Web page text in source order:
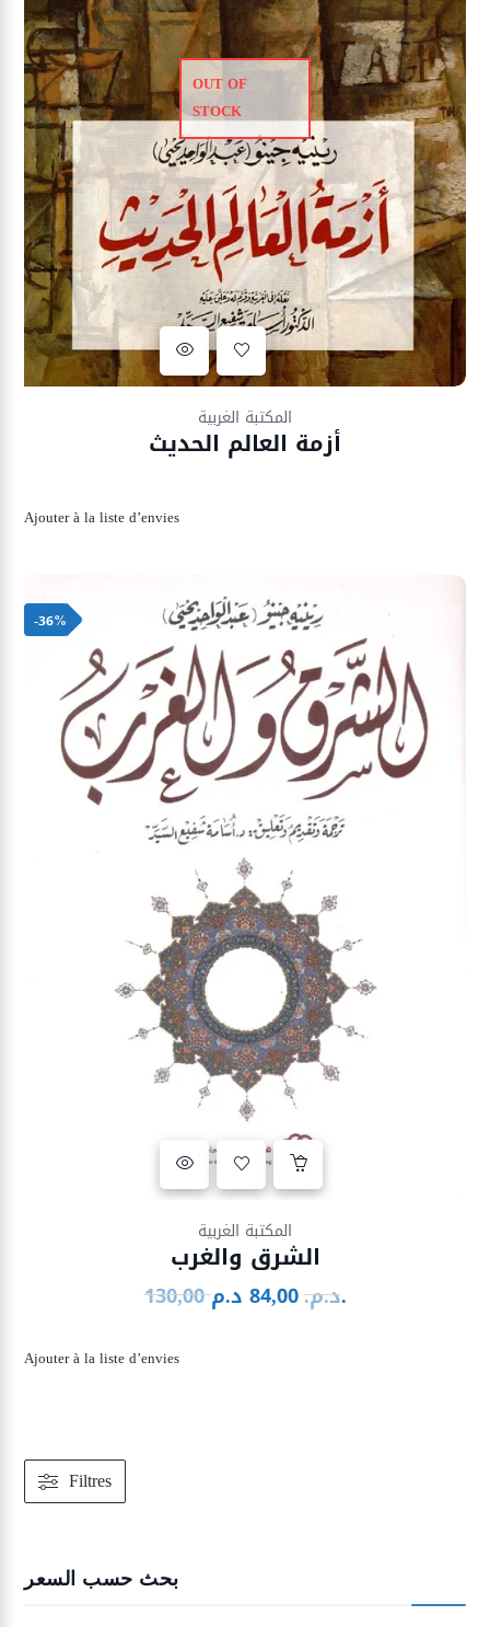
OUT OF
STOCK
المكتبة الغربية
أزمة العالم الحديث
Ajouter à la liste d’envies
-36%
المكتبة الغربية
الشرق والغرب
130,00 د.م.
Le
84,00 د.م.Le
Ajouter à la liste d’envies
Filtres
بحث حسب السعر